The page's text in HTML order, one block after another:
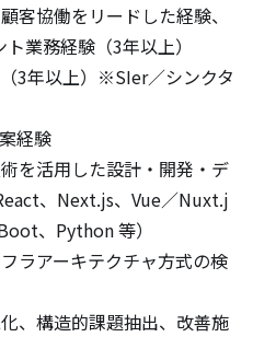
客協働をリードした経験、
業務経験（3年以上）
3年以上）※SIer／シンクタ
経験
を活用した設計・開発・デ
、Next.js、Vue／Nuxt.j
、Python 等）
ラアーキテクチャ方式の検
、構造的課題抽出、改善施